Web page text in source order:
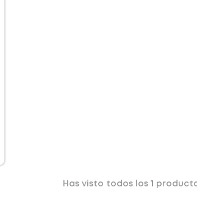
Has visto todos los 1